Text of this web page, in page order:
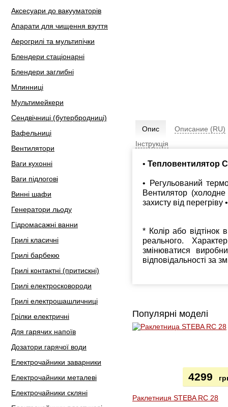
Аксесуари до вакууматорів
Апарати для чищення взуття
Аерогрилі та мультипічки
Блендери стаціонарні
Блендери заглибні
Млинниці
Мультимейкери
Сендвічниці (бутербродниці)
Вафельниці
Вентилятори
Ваги кухонні
Ваги підлогові
Винні шафи
Генератори льоду
Гідромасажні ванни
Грилі класичні
Грилі барбекю
Грилі контактні (притискні)
Грилі електросковороди
Грилі електрошашличниці
Грілки електричні
Для гарячих напоїв
Дозатори гарячої води
Електрочайники заварники
Електрочайники металеві
Електрочайники скляні
Опис
Описание (RU)
Інструкція
• Тепловентилятор
• Регульований
Вентилятор
захисту від перегріву
* Колір або відтінок
реального.
змінюватися
відповідальності за
Популярні моделі
Раклетниця STEBA RC 28
4299